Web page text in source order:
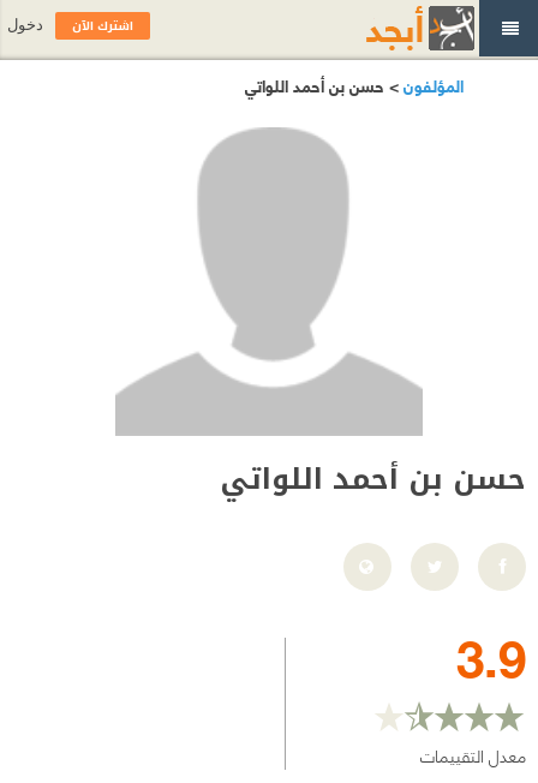
المؤلفون> حسن بن أحمد اللواتي
حسن بن أحمد اللواتي
3.9
معدل التقييمات
اشترك الآن دخول